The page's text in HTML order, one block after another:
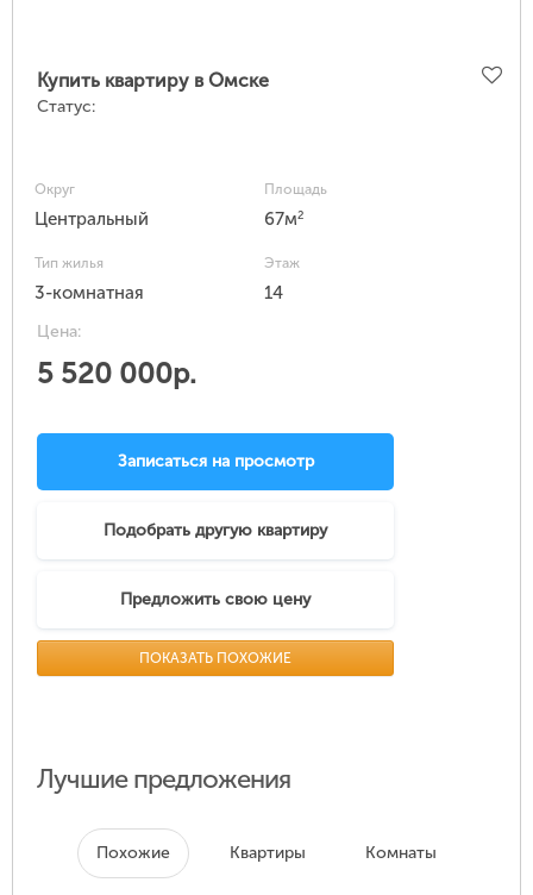
Купить квартиру в Омске
Статус:
Округ
Центральный
Площадь
67м2
Тип жилья
3-комнатная
Этаж
14
Цена:
5 520 000р.
Записаться на просмотр
Подобрать другую квартиру
Предложить свою цену
ПОКАЗАТЬ ПОХОЖИЕ
Лучшие предложения
Похожие Квартиры Комнаты